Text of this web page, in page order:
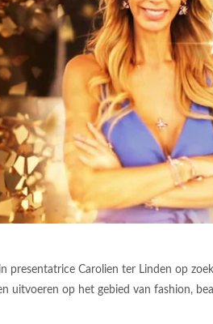
presentatrice Carolien ter Linden op
uitvoeren op het gebied van fashion,